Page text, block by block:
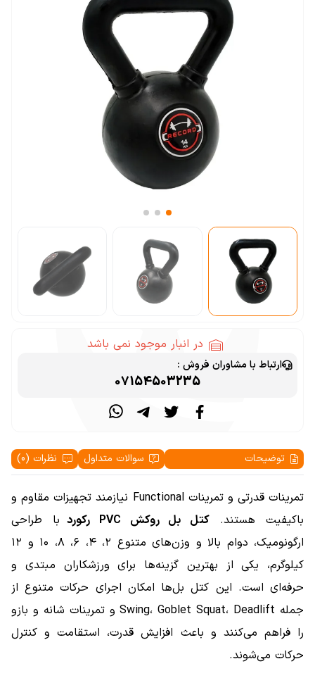
در انبار موجود نمی باشد
ارتباط با مشاوران فروش :
07154503235
توضیحات سوالات متداول نظرات (0)
تمرینات قدرتی و تمرینات Functional نیازمند تجهیزات مقاوم و
باکیفیت هستند. کتل بل روکش PVC رکورد
با طراحی
ارگونومیک، دوام بالا و وزن‌های متنوع ۲، ۴، ۶، ۸، ۱۰ و ۱۲
کیلوگرم، یکی از بهترین گزینه‌ها برای ورزشکاران مبتدی و
حرفه‌ای است. این کتل بل‌ها امکان اجرای حرکات متنوع از
جمله Swing، Goblet Squat، Deadlift و تمرینات شانه و بازو
را فراهم می‌کنند و باعث افزایش قدرت، استقامت و کنترل
حرکات می‌شوند.